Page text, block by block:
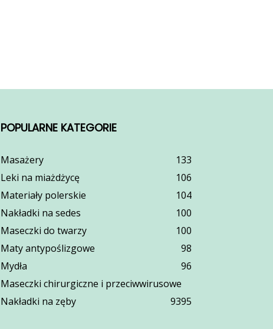
POPULARNE KATEGORIE
Masażery
133
Leki na miażdżycę
106
Materiały polerskie
104
Nakładki na sedes
100
Maseczki do twarzy
100
Maty antypoślizgowe
98
Mydła
96
Maseczki chirurgiczne i przeciwwirusowe
95
Nakładki na zęby 93